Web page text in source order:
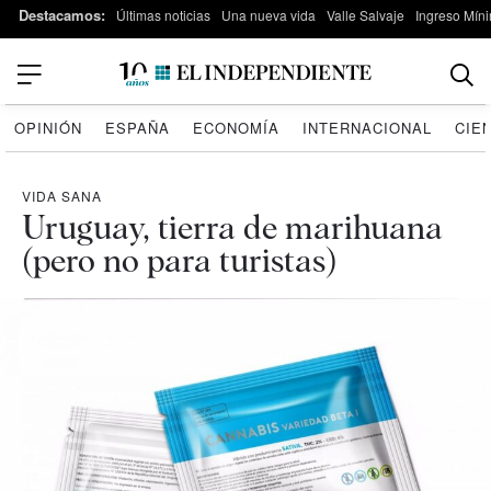
Destacamos: Últimas noticias Una nueva vida Valle Salvaje Ingreso
OPINIÓN ESPAÑA ECONOMÍA INTERNACIONAL
VIDA SANA
Uruguay, tierra de marihuana
(pero no para turistas)